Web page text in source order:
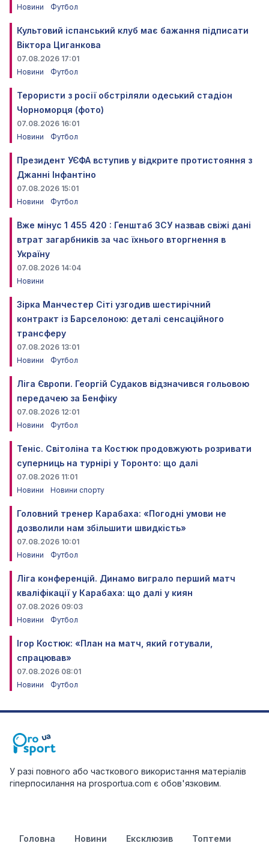
Новини
Футбол
Культовий іспанський клуб має бажання підписати
Віктора Циганкова
07.08.2026 17:01
Новини
Футбол
Терористи з росії обстріляли одеський стадіон
Чорноморця (фото)
07.08.2026 16:01
Новини
Футбол
Президент УЄФА вступив у відкрите протистояння з
Джанні Інфантіно
07.08.2026 15:01
Новини
Футбол
Вже мінус 1 455 420 : Генштаб ЗСУ назвав свіжі дані
втрат загарбників за час їхнього вторгнення в
Україну
07.08.2026 14:04
Новини
Зірка Манчестер Сіті узгодив шестирічний
контракт із Барселоною: деталі сенсаційного
трансферу
07.08.2026 13:01
Новини
Футбол
Ліга Європи. Георгій Судаков відзначився гольовою
передачею за Бенфіку
07.08.2026 12:01
Новини
Футбол
Теніс. Світоліна та Костюк продовжують розривати
суперниць на турнірі у Торонто: що далі
07.08.2026 11:01
Новини
Новини спорту
Головний тренер Карабаха: «Погодні умови не
дозволили нам збільшити швидкість»
07.08.2026 10:01
Новини
Футбол
Ліга конференцій. Динамо виграло перший матч
кваліфікації у Карабаха: що далі у киян
07.08.2026 09:03
Новини
Футбол
Ігор Костюк: «План на матч, який готували,
спрацював»
07.08.2026 08:01
Новини
Футбол
У разі повного або часткового використання матеріалів
гіперпосилання на prosportua.com є обов'язковим.
Головна Новини Ексклюзив Топтеми